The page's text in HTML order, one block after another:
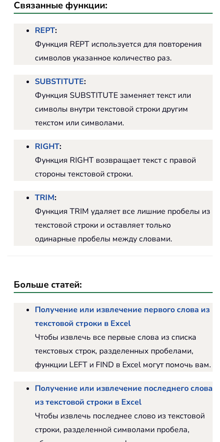
Связанные функции:
REPT:
Функция REPT используется для повторения
символов указанное количество раз.
SUBSTITUTE:
Функция SUBSTITUTE заменяет текст или
символы внутри текстовой строки другим
текстом или символами.
RIGHT:
Функция RIGHT возвращает текст с правой
стороны текстовой строки.
TRIM:
Функция TRIM удаляет все лишние пробелы из
текстовой строки и оставляет только
одинарные пробелы между словами.
Больше статей:
Получение или извлечение первого слова из
текстовой строки в Excel
Чтобы извлечь все первые слова из списка
текстовых строк, разделенных пробелами,
функции LEFT и FIND в Excel могут помочь вам.
Получение или извлечение последнего слова
из текстовой строки в Excel
Чтобы извлечь последнее слово из текстовой
строки, разделенной символами пробела,